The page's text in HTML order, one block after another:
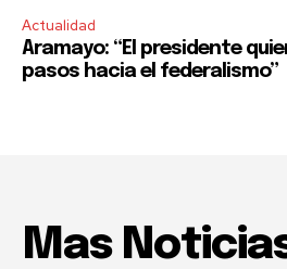
Actualidad
Aramayo: “El presidente
pasos hacia el federalismo”
Mas